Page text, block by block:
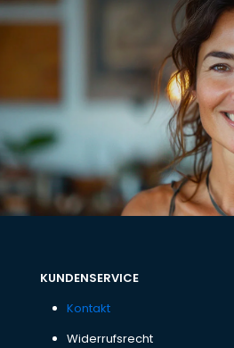
KUNDENSERVICE
Kontakt
Widerrufsrecht